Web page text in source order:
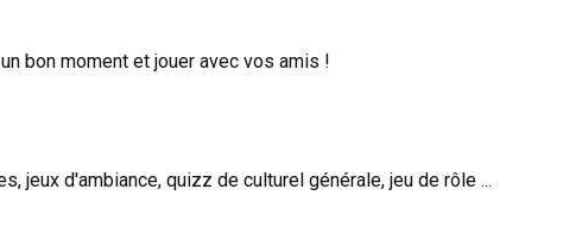
bon moment et jouer avec vos amis !
jeux d'ambiance, quizz de culturel générale, jeu de rôle ...